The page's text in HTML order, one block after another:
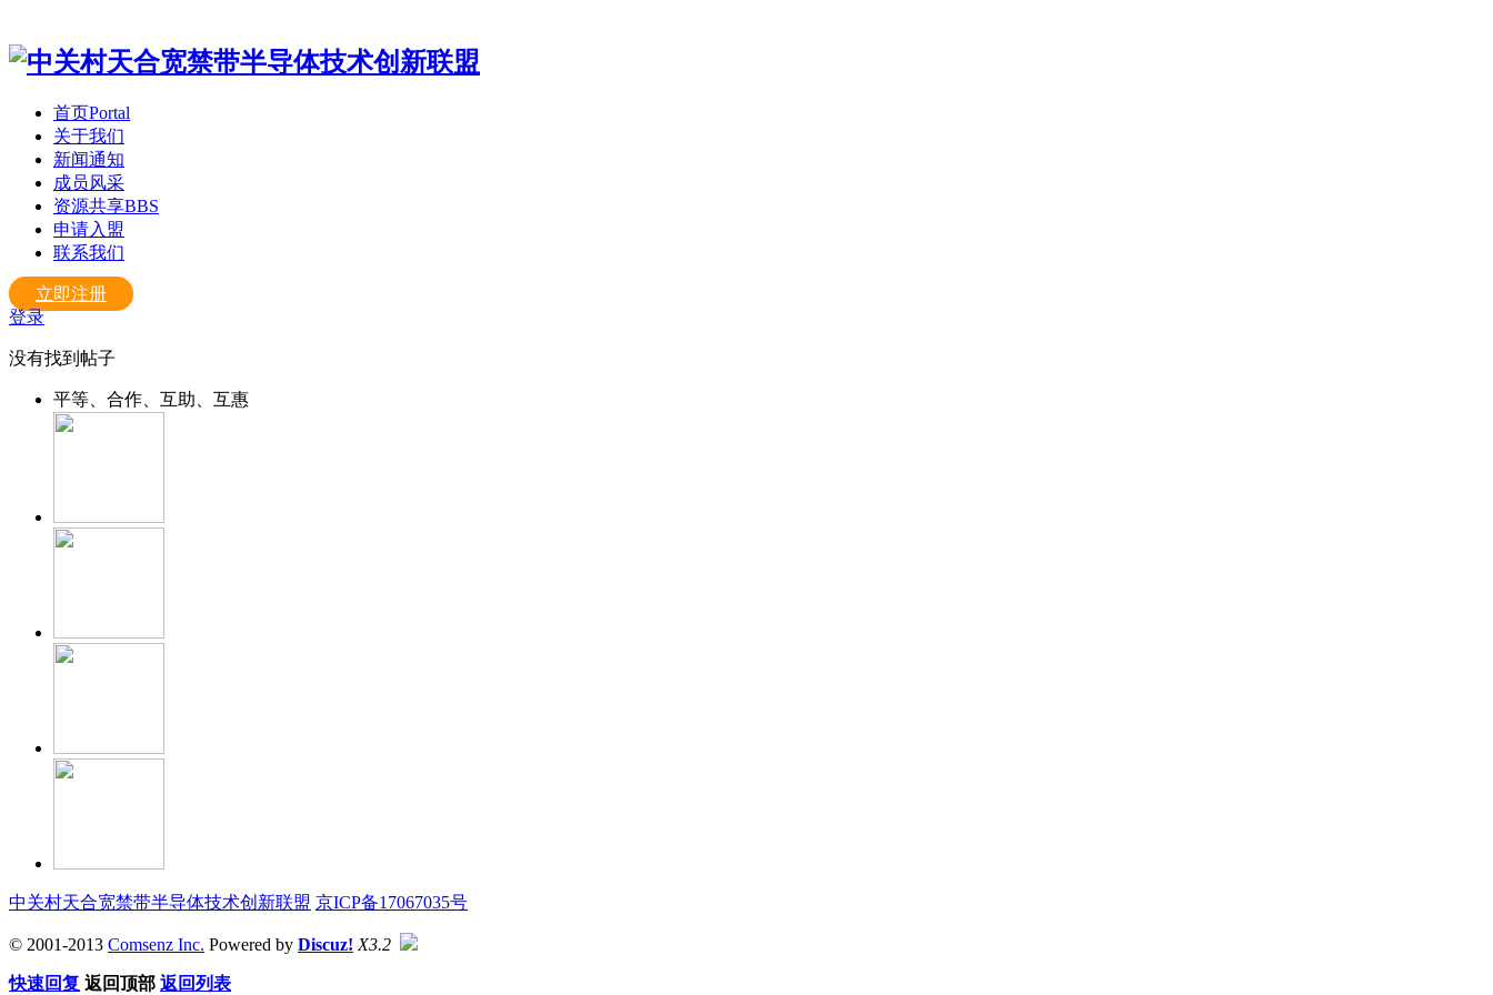
首页Portal
关于我们
新闻通知
成员风采
资源共享BBS
申请入盟
联系我们
立即注册
登录
没有找到帖子
平等、合作、互助、互惠
中关村天合宽禁带半导体技术创新联盟 京ICP备17067035号
© 2001-2013 Comsenz Inc. Powered by Discuz! X3.2
快速回复 返回顶部 返回列表